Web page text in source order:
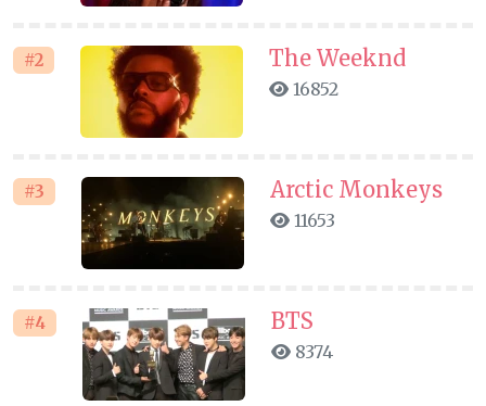
#2 The Weeknd
16852
#3 Arctic Monkeys
11653
#4 BTS
8374